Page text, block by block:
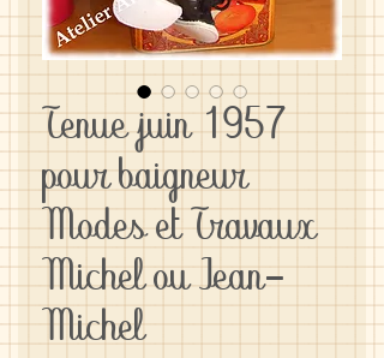
Tenue juin 1957
pour baigneur
Modes et Travaux
Michel ou Jean-
Michel